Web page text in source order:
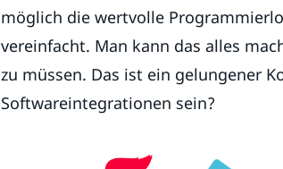
möglich die wertvolle
vereinfacht. Man kann das alles
zu müssen. Das ist ein gelungener
Softwareintegrationen sein?